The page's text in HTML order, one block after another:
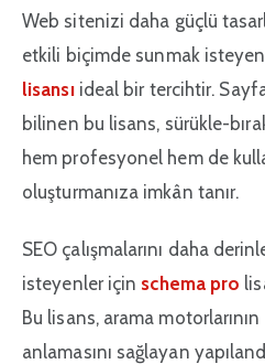
Web sitenizi daha güçlü
etkili biçimde sunmak
lisansıideal bir tercihtir.
bilinen bu lisans, sürükle-
hem profesyonel hem de
oluşturmanıza imkân tanır.
SEO çalışmalarını daha
isteyenler için schema pro
Bu lisans, arama
anlamasını sağlayan